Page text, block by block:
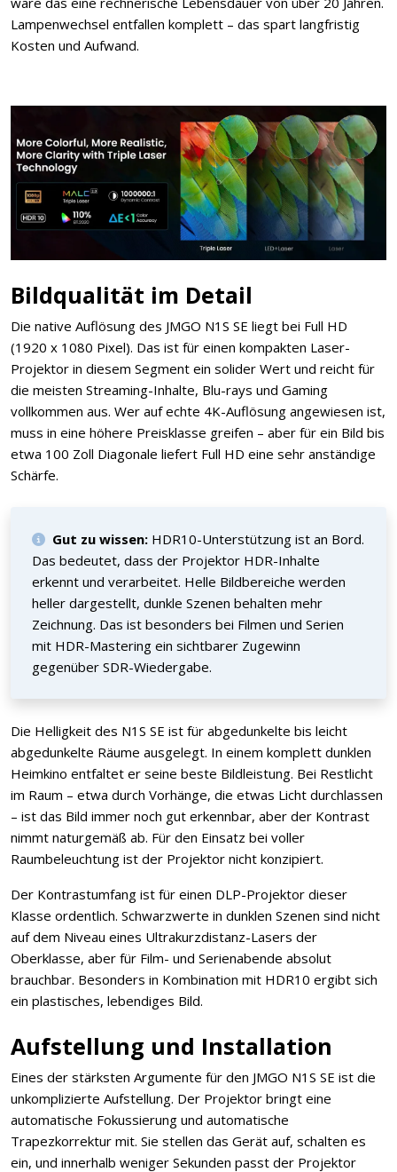
Lampenwechsel entfallen komplett – das spart langfristig
Kosten und Aufwand.
Bildqualität im Detail
Die native Auflösung des JMGO N1S SE liegt bei Full HD
(1920 x 1080 Pixel). Das ist für einen kompakten Laser-
Projektor in diesem Segment ein solider Wert und reicht für
die meisten Streaming-Inhalte, Blu-rays und Gaming
vollkommen aus. Wer auf echte 4K-Auflösung angewiesen ist,
muss in eine höhere Preisklasse greifen – aber für ein Bild bis
etwa 100 Zoll Diagonale liefert Full HD eine sehr anständige
Schärfe.
Gut zu wissen: HDR10-Unterstützung ist an Bord.
Das bedeutet, dass der Projektor HDR-Inhalte
erkennt und verarbeitet. Helle Bildbereiche werden
heller dargestellt, dunkle Szenen behalten mehr
Zeichnung. Das ist besonders bei Filmen und Serien
mit HDR-Mastering ein sichtbarer Zugewinn
gegenüber SDR-Wiedergabe.
Die Helligkeit des N1S SE ist für abgedunkelte bis leicht
abgedunkelte Räume ausgelegt. In einem komplett dunklen
Heimkino entfaltet er seine beste Bildleistung. Bei Restlicht
im Raum – etwa durch Vorhänge, die etwas Licht durchlassen
– ist das Bild immer noch gut erkennbar, aber der Kontrast
nimmt naturgemäß ab. Für den Einsatz bei voller
Raumbeleuchtung ist der Projektor nicht konzipiert.
Der Kontrastumfang ist für einen DLP-Projektor dieser
Klasse ordentlich. Schwarzwerte in dunklen Szenen sind nicht
auf dem Niveau eines Ultrakurzdistanz-Lasers der
Oberklasse, aber für Film- und Serienabende absolut
brauchbar. Besonders in Kombination mit HDR10 ergibt sich
ein plastisches, lebendiges Bild.
Aufstellung und Installation
Eines der stärksten Argumente für den JMGO N1S SE ist die
unkomplizierte Aufstellung. Der Projektor bringt eine
automatische Fokussierung und automatische
Trapezkorrektur mit. Sie stellen das Gerät auf, schalten es
ein, und innerhalb weniger Sekunden passt der Projektor